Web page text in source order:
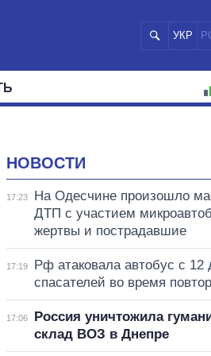
УКР
НОВОСТИ
17:23
На Одесчине произошло
ДТП с участием
жертвы и пострадавшие
17:19
Рф атаковала автобус с 12
спасателей во время
17:06
Россия уничтожила
склад ВОЗ в Днепре